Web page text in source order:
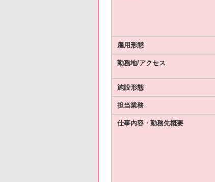
雇用形態
勤務地/アクセス
施設形態
担当業務
仕事内容・勤務先概要